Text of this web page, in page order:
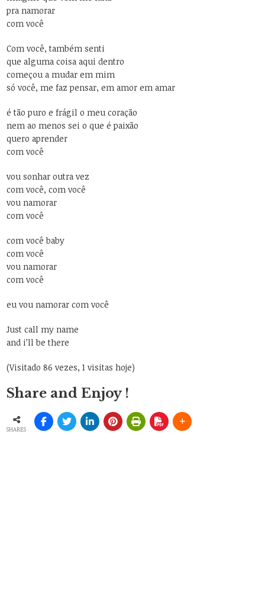
pra namorar
com você
Com você, também senti
que alguma coisa aqui dentro
começou a mudar em mim
só você, me faz pensar, em amor em amar
é tão puro e frágil o meu coração
nem ao menos sei o que é paixão
quero aprender
com você
vou sonhar outra vez
com você, com você
vou namorar
com você
com você baby
com você
vou namorar
com você
eu vou namorar com você
Just call my name
and i’ll be there
(Visitado 86 vezes, 1 visitas hoje)
Share and Enjoy !
SHARES